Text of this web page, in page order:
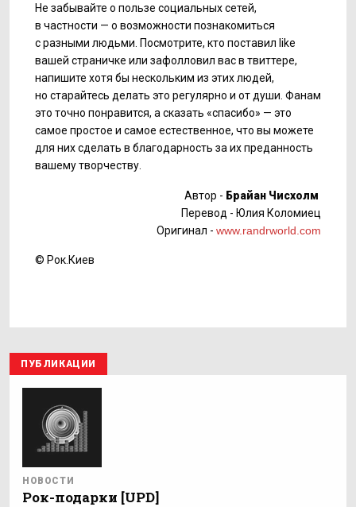
Не забывайте о пользе социальных сетей,
в частности — о возможности познакомиться
с разными людьми. Посмотрите, кто поставил like
вашей страничке или зафолловил вас в твиттере,
напишите хотя бы нескольким из этих людей,
но старайтесь делать это регулярно и от души. Фанам
это точно понравится, а сказать «спасибо» — это
самое простое и самое естественное, что вы можете
для них сделать в благодарность за их преданность
вашему творчеству.
Автор - Брайан Чисхолм
Перевод - Юлия Коломиец
Оригинал - www.randrworld.com
© Рок.Киев
ПУБЛИКАЦИИ
НОВОСТИ
Рок-подарки [UPD]